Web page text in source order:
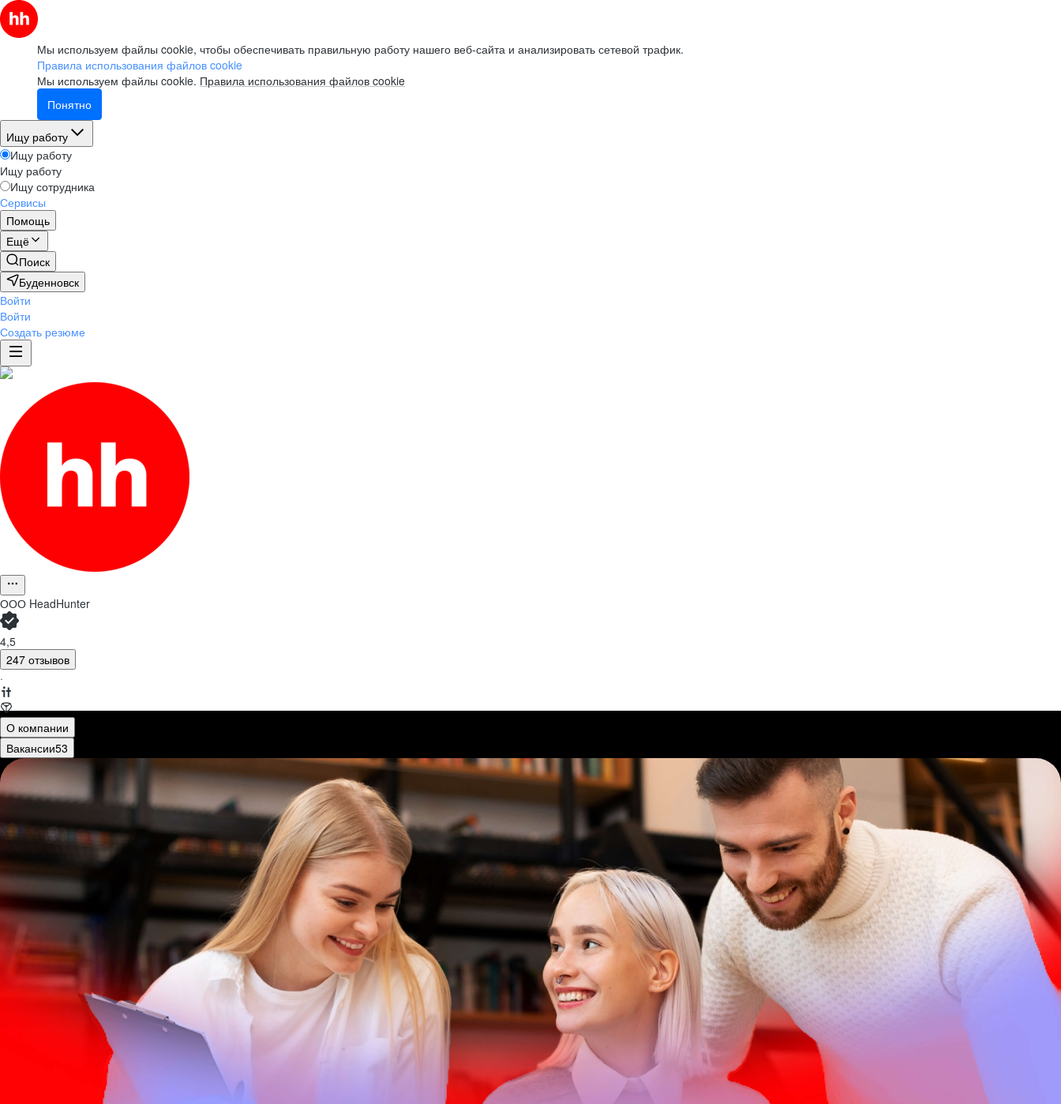
Мы используем файлы cookie, чтобы обеспечивать правильную работу нашего веб-сайта и анализировать сетевой трафик.
Правила использования файлов cookie
Мы используем файлы cookie. Правила использования файлов cookie
Понятно
Ищу работу
Ищу работу
Ищу работу
Ищу сотрудника
Сервисы
Помощь
Ещё
Поиск
Буденновск
Войти
Войти
Создать резюме
ООО HeadHunter
4,5
247 отзывов
·
О компании
Вакансии53